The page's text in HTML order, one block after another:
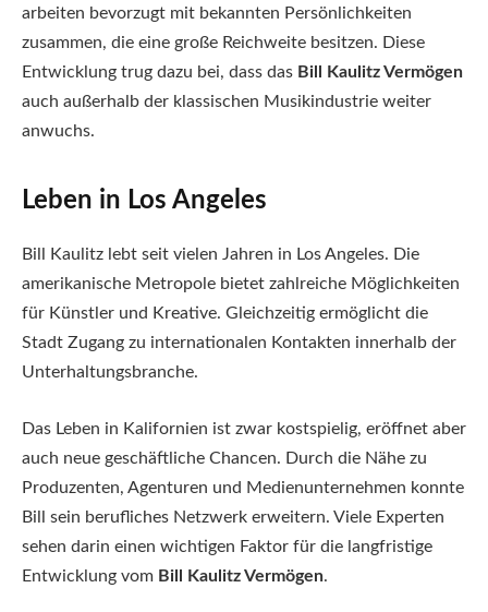
arbeiten bevorzugt mit bekannten Persönlichkeiten
zusammen, die eine große Reichweite besitzen. Diese
Entwicklung trug dazu bei, dass das Bill Kaulitz Vermögen
auch außerhalb der klassischen Musikindustrie weiter
anwuchs.
Leben in Los Angeles
Bill Kaulitz lebt seit vielen Jahren in Los Angeles. Die
amerikanische Metropole bietet zahlreiche Möglichkeiten
für Künstler und Kreative. Gleichzeitig ermöglicht die
Stadt Zugang zu internationalen Kontakten innerhalb der
Unterhaltungsbranche.
Das Leben in Kalifornien ist zwar kostspielig, eröffnet aber
auch neue geschäftliche Chancen. Durch die Nähe zu
Produzenten, Agenturen und Medienunternehmen konnte
Bill sein berufliches Netzwerk erweitern. Viele Experten
sehen darin einen wichtigen Faktor für die langfristige
Entwicklung vom Bill Kaulitz Vermögen.